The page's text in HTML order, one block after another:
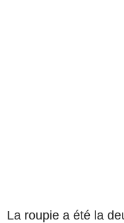
La roupie a été la